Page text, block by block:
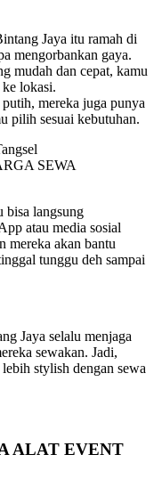
Jaya itu ramah di
mengorbankan gaya.
mudah dan cepat, kamu
lokasi.
mereka juga punya
pilih sesuai kebutuhan.
SEWA
bisa langsung
atau media sosial
mereka akan bantu
tunggu deh sampai
Jaya selalu menjaga
sewakan. Jadi,
stylish dengan sewa
ALAT EVENT